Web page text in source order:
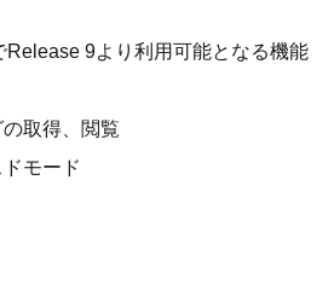
Release 9より利用可能となる機能
の取得、閲覧
モード